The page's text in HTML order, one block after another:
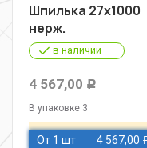
Шпилька 27х1000
нерж.
в наличии
4 567,00 Р
В упаковке 3
От 1 шт 4 567,00